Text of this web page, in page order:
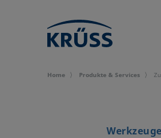
Home Produkte & Services